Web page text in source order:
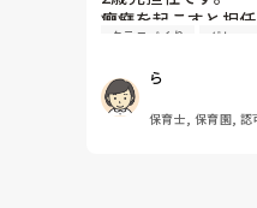
癇癪を起こすと担
ます。
他の子もイヤイヤ
りしています。
クラスづくり グレー
ら
保育士, 保育園, 認